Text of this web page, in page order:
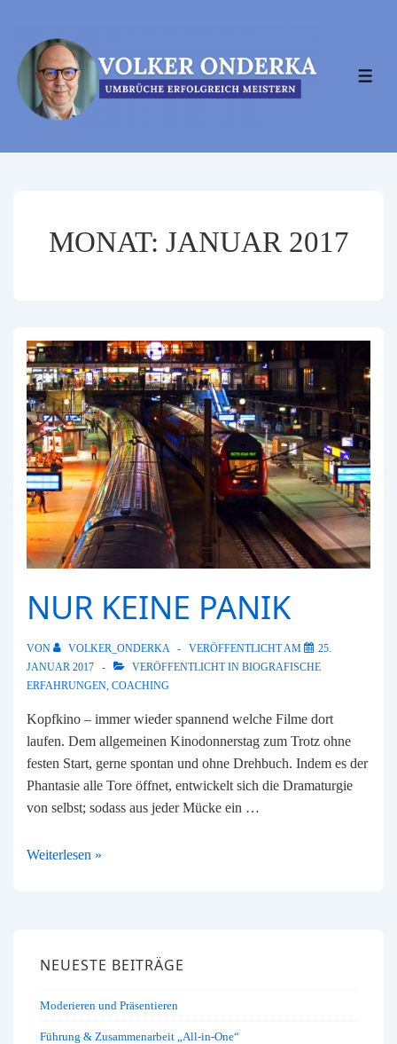
Inhalt
MONAT: JANUAR 2017
NUR KEINE PANIK
VON VOLKER_ONDERKA VERÖFFENTLICHT AM
25.
JANUAR 2017
VERÖFFENTLICHT IN BIOGRAFISCHE
ERFAHRUNGEN COACHING
Kopfkino – immer wieder spannend welche Filme dort
laufen. Dem allgemeinen Kinodonnerstag zum Trotz ohne
festen Start, gerne spontan und ohne Drehbuch. Indem es der
Phantasie alle Tore öffnet, entwickelt sich die Dramaturgie
von selbst; sodass aus jeder Mücke ein …
Nur
Weiterlesen »
NEUESTE BEITRÄGE
Moderieren und Präsentieren
Führung & Zusammenarbeit „All-in-One“